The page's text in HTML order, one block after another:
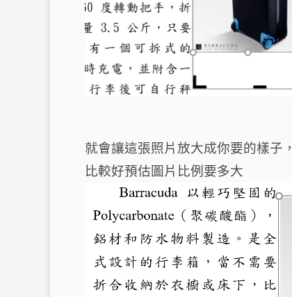
就會讓這張照片放大成你要的樣子
比較好預估圖片比例要多大